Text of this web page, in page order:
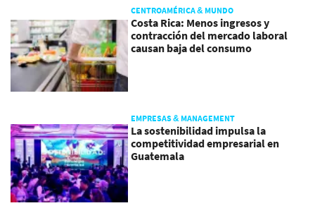
CENTROAMÉRICA & MUNDO
Costa Rica: Menos ingresos y
contracción del mercado laboral
causan baja del consumo
EMPRESAS & MANAGEMENT
La sostenibilidad impulsa la
competitividad empresarial en
Guatemala